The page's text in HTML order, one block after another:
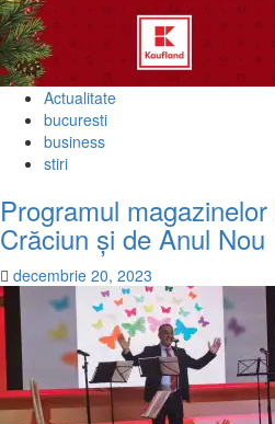
Actualitate
bucuresti
business
stiri
Programul
Crăciun și de Anul Nou
decembrie 20, 2023